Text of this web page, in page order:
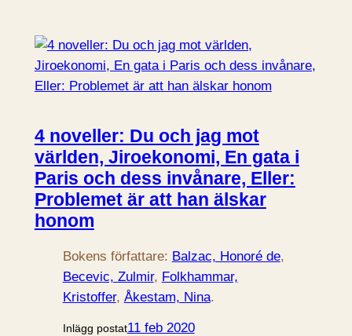
4 noveller: Du och jag mot
världen, Jiroekonomi, En gata i
Paris och dess invånare, Eller:
Problemet är att han älskar
honom
Bokens författare: Balzac, Honoré de
Becevic, Zulmir, Folkhammar,
Kristoffer, Åkestam, Nina.
Inlägg postat11 feb 2020